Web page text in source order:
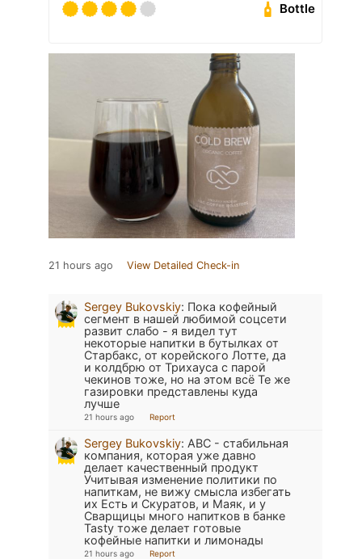
Bottle
21 hours ago View Detailed Check-in
Sergey Bukovskiy: Пока кофейный
сегмент в нашей любимой соцсети
развит слабо - я видел тут
некоторые напитки в бутылках от
Старбакс, от корейского Лотте, да
и колдбрю от Трихауса с парой
чекинов тоже, но на этом всё Те же
газировки представлены куда
лучше
21 hours ago Report
Sergey Bukovskiy: ABC - стабильная
компания, которая уже давно
делает качественный продукт
Учитывая изменение политики по
напиткам, не вижу смысла избегать
их Есть и Скуратов, и Маяк, и у
Сварщицы много напитков в банке
Tasty тоже делает готовые
кофейные напитки и лимонады
21 hours ago Report